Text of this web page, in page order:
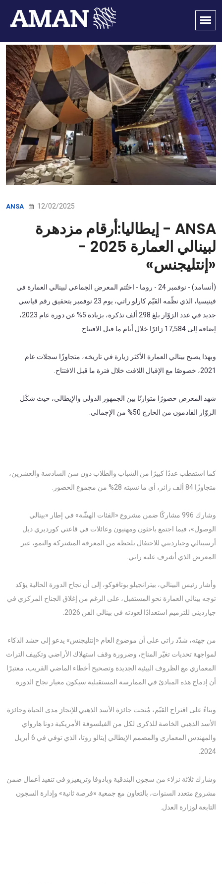
ANSA 12/02/2025
ANSA - إيطاليا:أرقام مزدهرة
لبينالي العمارة 2025 -
«إنتليجنس»
(أنسامد) - نوفمبر 24 - روما - اختُتم المعرض الجماعي لبينالي العمارة في
فينيسيا، الذي نظّمه القيّم كارلو راتي، يوم 23 نوفمبر بتحقيق رقم قياسي
جديد في عدد الزوّار بلغ 298 ألف تذكرة، بزيادة 5% عن دورة عام 2023،
إضافة إلى 17,584 زائرًا خلال أيام ما قبل الافتتاح.
وبهذا يصبح بينالي العمارة الأكثر زيارة في تاريخه، متجاوزًا سجلات عام
2021، خصوصًا مع الإقبال اللافت خلال فترة ما قبل الافتتاح.
شهد المعرض حضورًا متوازنًا بين الجمهور الدولي والإيطالي، حيث شكّل
الزوّار القادمون من الخارج 50% من الإجمالي.
كما استقطب عددًا كبيرًا من الشباب والطلاب دون سن السادسة والعشرين،
متجاوزًا 84 ألف زائر، أي ما نسبته 28% من مجموع الحضور.
وشارك 996 مشاركًا ضمن مشروع «الفئات الهشّة» في إطار «بينالي
الوصول»، فيما اجتمع باحثون ومهنيون وعائلات في قاعتي كورديري ديل
أرسينالي وجيارديني للاحتفال بلحظة من المعرفة المشتركة والنمو، عبر
المعرض الذي أشرف عليه راتي.
وأشار رئيس البينالي، بيترانجيلو بوتافوكو، إلى أن نجاح الدورة الحالية يؤكد
توجه بينالي العمارة نحو المستقبل، على الرغم من إغلاق الجناح المركزي في
جيارديني للترميم استعدادًا لعودته في بينالي الفن 2026.
من جهته، شدّد راتي على أن موضوع العام «إنتليجنس» يدعو إلى حشد الذكاء
لمواجهة تحديات تغيّر المناخ، وضرورة وقف استهلاك الأراضي وتكييف التراث
المعماري مع الظروف البيئية الجديدة وتصحيح أخطاء الماضي القريب، معتبرًا
أن إدماج هذه المبادئ في الممارسة المستقبلية سيكون معيار نجاح الدورة.
وبناءً على اقتراح القيّم، مُنحت جائزة الأسد الذهبي للإنجاز مدى الحياة وجائزة
الأسد الذهبي الخاصة للذكرى لكل من الفيلسوفة الأمريكية دونا هارواي
والمهندس المعماري والمصمم الإيطالي إيتالو روتا، الذي توفي في 6 أبريل
2024.
وشارك ثلاثة نزلاء من سجون البندقية وبادوفا وتريفيزو في تنفيذ أعمال ضمن
مشروع متعدد السنوات، بالتعاون مع جمعية «فرصة ثانية» وإدارة السجون
التابعة لوزارة العدل.